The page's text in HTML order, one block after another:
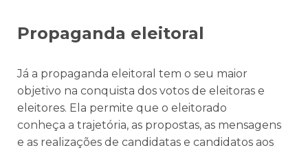
Propaganda eleitoral
Já a propaganda eleitoral tem o seu maior
objetivo na conquista dos votos de eleitoras e
eleitores. Ela permite que o eleitorado
conheça a trajetória, as propostas, as mensagens
e as realizações de candidatas e candidatos aos